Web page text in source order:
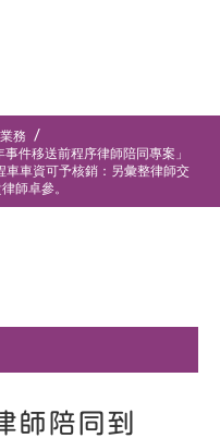
務
件移送前程序律師陪同專案」
車資可予核銷：另彙整律師交
師卓參。
師陪同到